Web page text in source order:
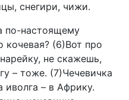
снегири, чижи.
по-настоящему
кочевая? (6)Вот про
не скажешь,
– тоже. (7)Чечевичка
иволга – в Африку.